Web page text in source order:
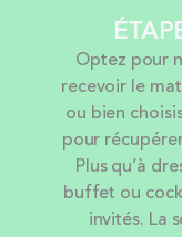
Optez pour
recevoir le
ou bien
pour
Plus qu’à
buffet ou
invités. La